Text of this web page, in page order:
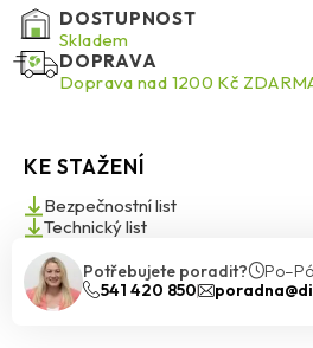
Tableta na pohlcování vlhkosti
začíná absorbovat nadbytečnou
krystaly obsažené v tabletě
vlhkost v kapalinu (slanou vodu).
provozu se v nádržce objeví první
používáním postupně ubývá a když
novou. Okamžik výměny tablety se
DOSTUPNOST
Skladem
DOPRAVA
Doprava nad 1200 Kč
KE STAŽENÍ
Bezpečnostní list
Technický list
Potřebujete poradit?
541 420 850